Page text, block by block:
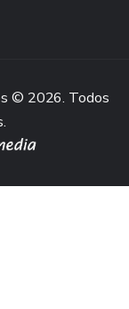
© 2026. Todos